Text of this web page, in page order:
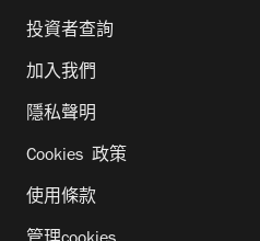
投資者查詢
加入我們
隱私聲明
Cookies 政策
使用條款